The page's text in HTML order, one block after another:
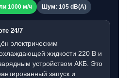
1000 м/ч Шум: 105 dB(A)
24/7
электрическим
жидкости 220 В и
устройством АКБ. Это
запуск и